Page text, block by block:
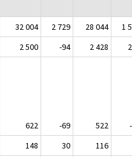
32 004 2 729 28 044 1
2 500 -94 2 428
622 -69 522
148 30 116